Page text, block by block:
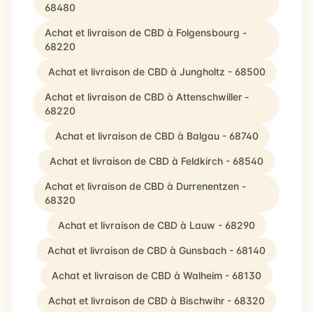
68480
Achat et livraison de CBD à Folgensbourg -
68220
Achat et livraison de CBD à Jungholtz - 68500
Achat et livraison de CBD à Attenschwiller -
68220
Achat et livraison de CBD à Balgau - 68740
Achat et livraison de CBD à Feldkirch - 68540
Achat et livraison de CBD à Durrenentzen -
68320
Achat et livraison de CBD à Lauw - 68290
Achat et livraison de CBD à Gunsbach - 68140
Achat et livraison de CBD à Walheim - 68130
Achat et livraison de CBD à Bischwihr - 68320